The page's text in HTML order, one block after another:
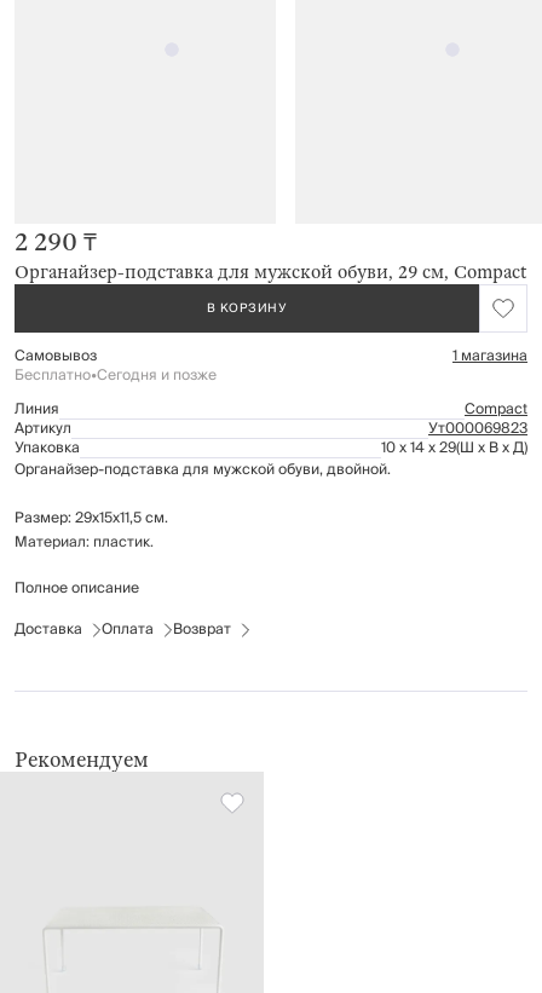
Органайзер-подставка для мужской обуви, 29 см, Compact
2 290 ₸
В КОРЗИНУ
Самовывоз 1 магазина
Бесплатно•Сегодня и позже
Линия
Compact
Артикул Ут000069823
Упаковка 10 x 14 x 29(Ш x В x Д)
Органайзер-подставка для мужской обуви, двойной.
Размер: 29х15х11,5 см.
Материал: пластик.
Предназначен для размещения обуви на обувной полке. Экономит
Полное описание
Доставка
Оплата Возврат
Рекомендуем